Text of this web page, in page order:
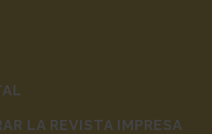
LA REVISTA IMPRESA